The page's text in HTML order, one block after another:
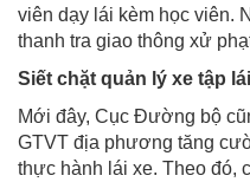
viên dạy lái kèm học viên.
thanh tra giao thông xử
Siết chặt quản lý xe tập lái
Mới đây, Cục Đường bộ
GTVT địa phương tăng
thực hành lái xe. Theo đó,